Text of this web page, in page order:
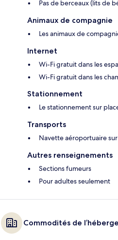
Pas de berceaux (lits de
Animaux de compagnie
Les animaux de
Internet
Wi-Fi gratuit dans les
Wi-Fi gratuit dans les
Stationnement
Le stationnement sur
Transports
Navette aéroportuaire
Autres renseignements
Sections fumeurs
Pour adultes seulement
Commodités de